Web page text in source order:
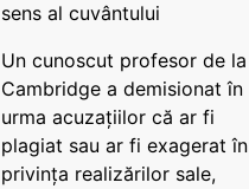
sens al cuvântului
Un cunoscut profesor de la
Cambridge a demisionat în
urma acuzațiilor că ar fi
plagiat sau ar fi exagerat în
privința realizărilor sale,